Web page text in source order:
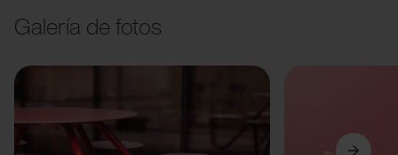
Galería de fotos